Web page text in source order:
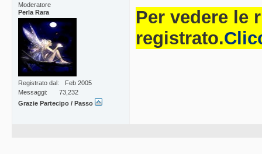
Moderatore
Perla Rara
Registrato dal
Feb 2005
Messaggi
73,232
Grazie Partecipo / Passo
Per vedere le
registrato.